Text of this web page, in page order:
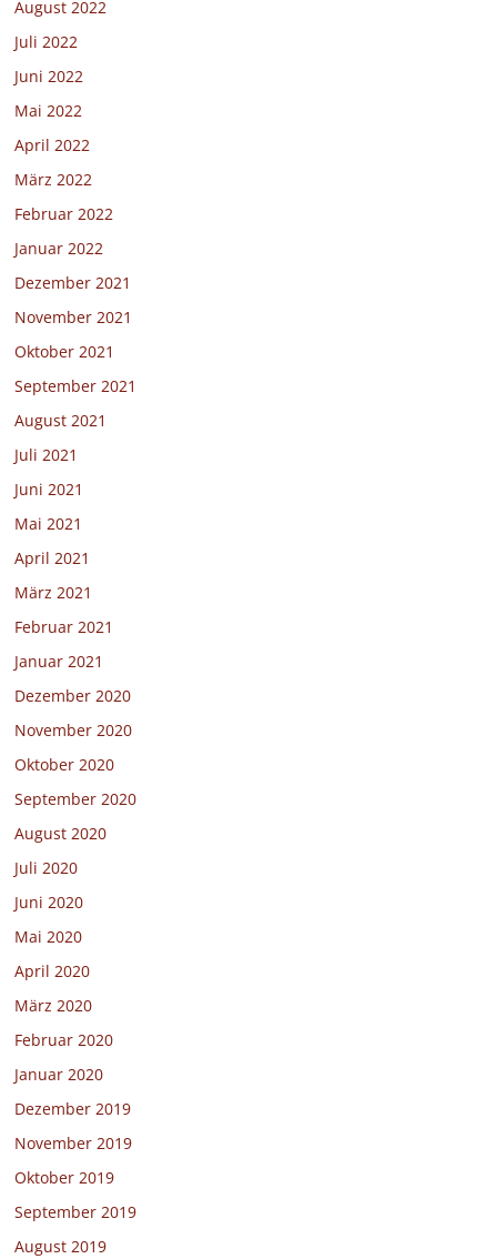
August 2022
Juli 2022
Juni 2022
Mai 2022
April 2022
März 2022
Februar 2022
Januar 2022
Dezember 2021
November 2021
Oktober 2021
September 2021
August 2021
Juli 2021
Juni 2021
Mai 2021
April 2021
März 2021
Februar 2021
Januar 2021
Dezember 2020
November 2020
Oktober 2020
September 2020
August 2020
Juli 2020
Juni 2020
Mai 2020
April 2020
März 2020
Februar 2020
Januar 2020
Dezember 2019
November 2019
Oktober 2019
September 2019
August 2019